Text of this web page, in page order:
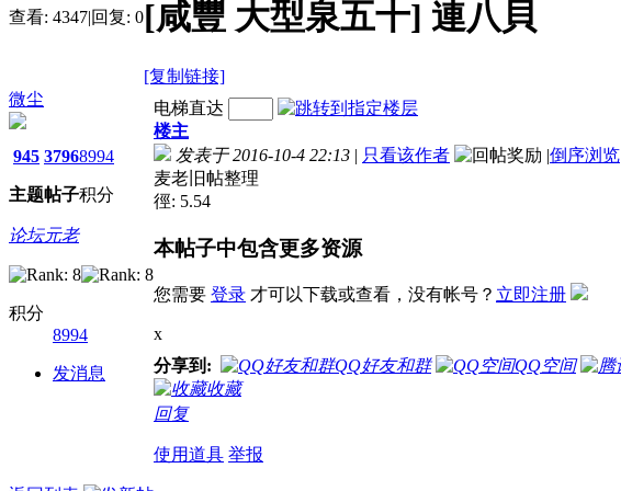
查看: 4347|回复: 0[咸豐 大型泉五十] 連八貝
[复制链接]
微尘
945
主题
3796
帖子
8994
积分
论坛元老
积分
8994
发消息
电梯直达
楼主
发表于 2016-10-4 22:13 | 只看该作者 |倒序浏览
麦老旧帖整理
徑: 5.54
本帖子中包含更多资源
您需要 登录 才可以下载或查看，没有帐号？ 立即注册
x
分享到:
QQ好友和群 QQ空间
收藏
回复
使用道具 举报